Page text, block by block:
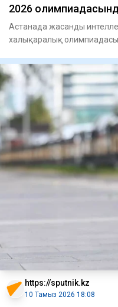
2026
Астанада жасанды
халықаралық
https://sputnik.kz
10 Тамыз 2026 18:08